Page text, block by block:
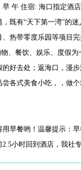
午 住宿: 海口指定酒店
既有“天下第一湾”的
热带零度乐园等项目
、餐饮、娱乐、度假
好去处；返海口，漫
各式美食小吃，，做
早餐哟！温馨提示：
小时回到酒店，我社